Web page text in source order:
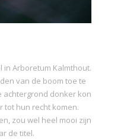
Arboretum Kalmthout.
van de boom toe te
donker kon
tot hun recht komen.
zou wel heel mooi zijn
de titel.